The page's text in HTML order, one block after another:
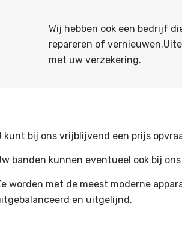
Wij hebben ook een bedrijf
repareren of
met uw verzekering.
kunt bij ons vrijblijvend een prijs
banden kunnen eventueel ook bij
worden met de meest moderne
en uitgelijnd.